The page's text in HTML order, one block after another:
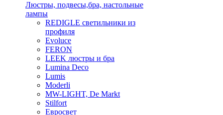
Люстры, подвесы,бра, настольные
лампы
REDIGLE светильники из
профиля
Evoluce
FERON
LEEK люстры и бра
Lumina Deco
Lumis
Moderli
MW-LIGHT, De Markt
Stilfort
Евросвет